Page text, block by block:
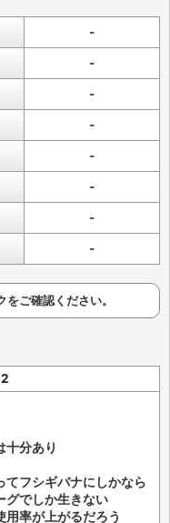
-
-
-
-
-
-
-
-
ご確認ください。
2
十分あり
てフシギバナにしかなら
グでしか生きない
用率が上がるだろう